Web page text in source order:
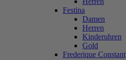
Festina
Damen
Herren
Kinderuhren
Gold
Frederique Constant